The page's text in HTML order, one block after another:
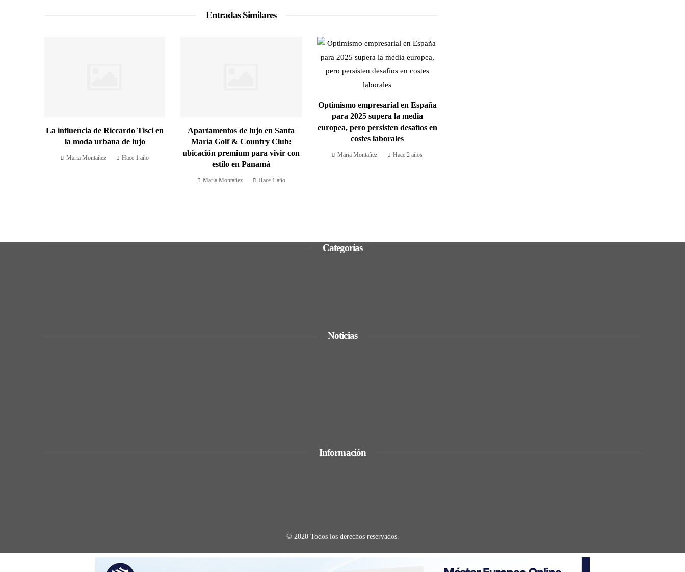
Entradas Similares
La influencia de Riccardo Tisci en
la moda urbana de lujo
Maria Montañez Hace 1 año
Apartamentos de lujo en Santa
María Golf & Country Club:
ubicación premium para vivir con
estilo en Panamá
Maria Montañez Hace 1 año
Optimismo empresarial en España
para 2025 supera la media
europea, pero persisten desafíos en
costes laborales
Maria Montañez Hace 2 años
Categorías
Noticias
Información
© 2020 Todos los derechos reservados.